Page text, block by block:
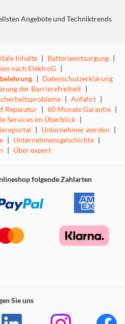
Angebote und Techniktrends
Inhalte | Batterieentsorgung |
nach ElektroG |
| Datenschutzerklärung
der Barrierefreiheit |
| Anfahrt |
Reparatur | 60 Monate Garantie |
Services im Überblick |
| Unternehmer werden |
| Unternehmensgeschichte |
| Über expert
folgende Zahlarten
Sie uns